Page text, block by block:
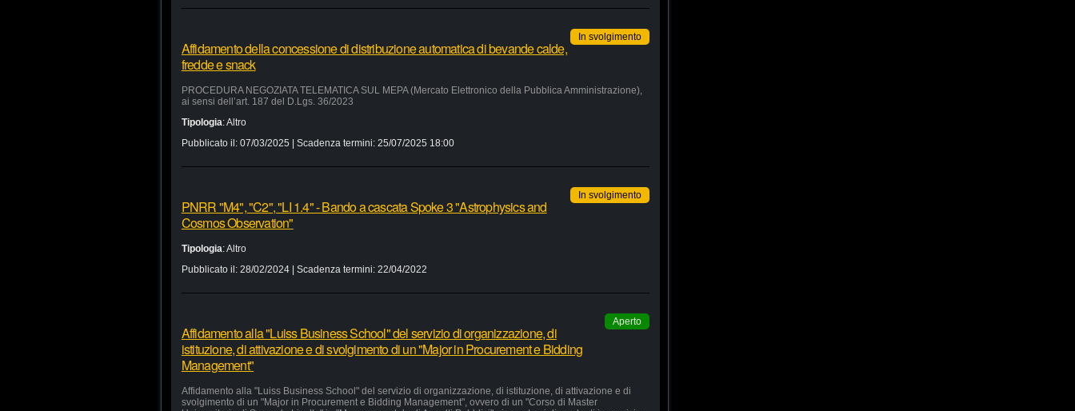
In svolgimento
Affidamento della concessione di distribuzione automatica di bevande calde,
fredde e snack
PROCEDURA NEGOZIATA TELEMATICA SUL MEPA (Mercato Elettronico della Pubblica Amministrazione),
ai sensi dell’art. 187 del D.Lgs. 36/2023
Tipologia:Altro
Pubblicato il: 07/03/2025 | Scadenza termini: 25/07/2025 18:00
In svolgimento
PNRR "M4", "C2", "LI 1.4" - Bando a cascata Spoke 3 "Astrophysics and
Cosmos Observation"
Tipologia:Altro
Pubblicato il: 28/02/2024| Scadenza termini: 22/04/2022
Aperto
Affidamento alla "Luiss Business School" del servizio di organizzazione, di
istituzione, di attivazione e di svolgimento di un "Major in Procurement e Bidding
Management"
Affidamento alla "Luiss Business School" del servizio di organizzazione, di istituzione, di attivazione e di
svolgimento di un "Major in Procurement e Bidding Management", ovvero di un "Corso di Master